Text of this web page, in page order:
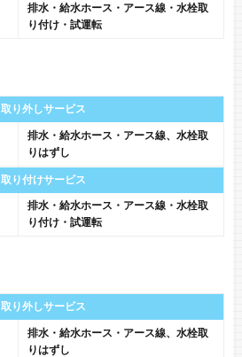
排水・給水ホース・アース線・水栓取
り付け・試運転
取り外しサービス
排水・給水ホース・アース線、水栓取
りはずし
取り付けサービス
排水・給水ホース・アース線・水栓取
り付け・試運転
取り外しサービス
排水・給水ホース・アース線、水栓取
りはずし